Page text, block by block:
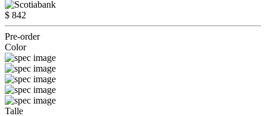
$ 842
Pre-order
Color
Talle